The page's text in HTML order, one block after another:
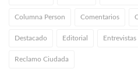
Columna Person Comentarios
Destacado Editorial Entrevistas
Reclamo Ciudada